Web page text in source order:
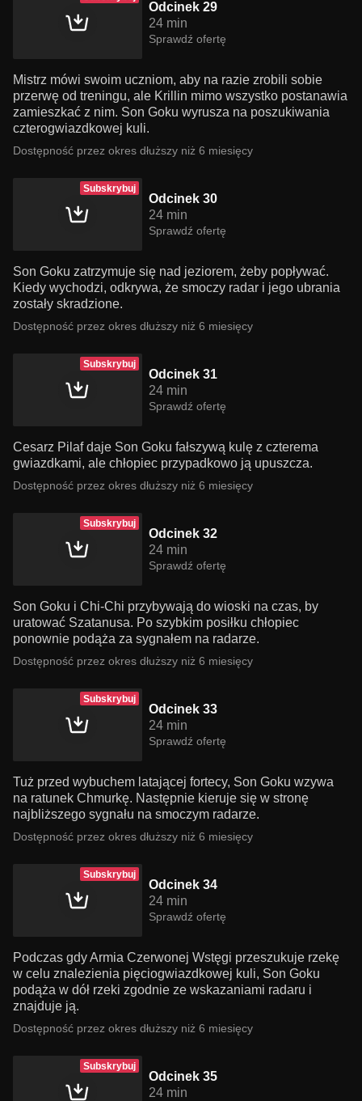
Odcinek 29
24 min
Sprawdź ofertę
Mistrz mówi swoim uczniom, aby na razie zrobili sobie
przerwę od treningu, ale Krillin mimo wszystko postanawia
zamieszkać z nim. Son Goku wyrusza na poszukiwania
czterogwiazdkowej kuli.
Dostępność przez okres dłuższy niż 6 miesięcy
Subskrybuj
Odcinek 30
24 min
Sprawdź ofertę
Son Goku zatrzymuje się nad jeziorem, żeby popływać.
Kiedy wychodzi, odkrywa, że smoczy radar i jego ubrania
zostały skradzione.
Dostępność przez okres dłuższy niż 6 miesięcy
Subskrybuj
Odcinek 31
24 min
Sprawdź ofertę
Cesarz Pilaf daje Son Goku fałszywą kulę z czterema
gwiazdkami, ale chłopiec przypadkowo ją upuszcza.
Dostępność przez okres dłuższy niż 6 miesięcy
Subskrybuj
Odcinek 32
24 min
Sprawdź ofertę
Son Goku i Chi-Chi przybywają do wioski na czas, by
uratować Szatanusa. Po szybkim posiłku chłopiec
ponownie podąża za sygnałem na radarze.
Dostępność przez okres dłuższy niż 6 miesięcy
Subskrybuj
Odcinek 33
24 min
Sprawdź ofertę
Tuż przed wybuchem latającej fortecy, Son Goku wzywa
na ratunek Chmurkę. Następnie kieruje się w stronę
najbliższego sygnału na smoczym radarze.
Dostępność przez okres dłuższy niż 6 miesięcy
Subskrybuj
Odcinek 34
24 min
Sprawdź ofertę
Podczas gdy Armia Czerwonej Wstęgi przeszukuje rzekę
w celu znalezienia pięciogwiazdkowej kuli, Son Goku
podąża w dół rzeki zgodnie ze wskazaniami radaru i
znajduje ją.
Dostępność przez okres dłuższy niż 6 miesięcy
Subskrybuj
Odcinek 35
24 min